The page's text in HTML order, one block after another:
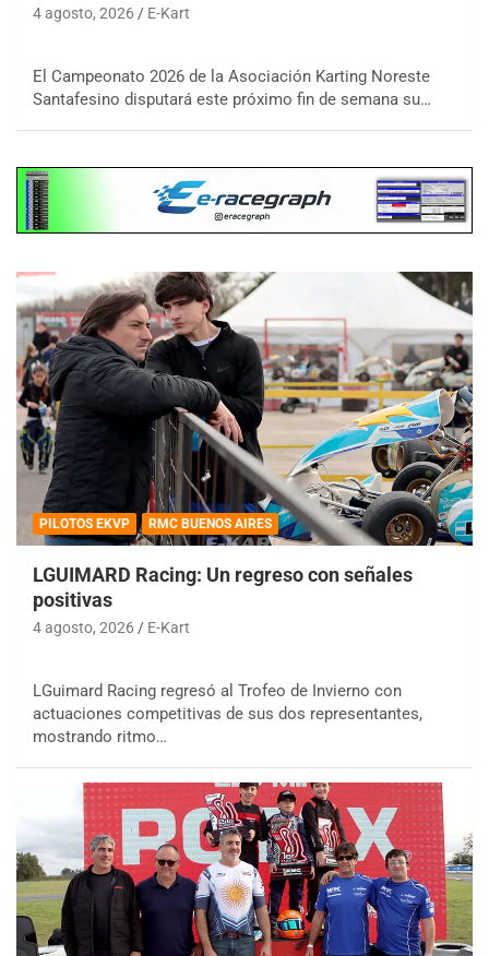
4 agosto, 2026 E-Kart
El Campeonato 2026 de la Asociación Karting Noreste
Santafesino disputará este próximo fin de semana su…
PILOTOS EKVP RMC BUENOS AIRES
LGUIMARD Racing: Un regreso con señales
positivas
4 agosto, 2026 E-Kart
LGuimard Racing regresó al Trofeo de Invierno con
actuaciones competitivas de sus dos representantes,
mostrando ritmo…